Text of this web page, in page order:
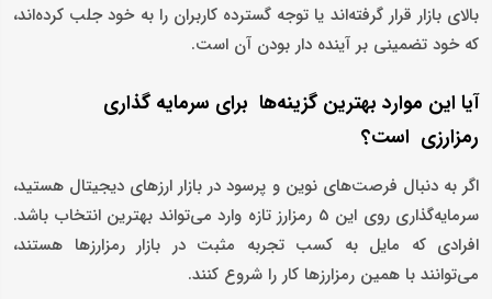
بالای بازار قرار گرفته‌‌اند یا توجه گسترده کاربران را به خود جلب کرده‌اند،
که خود تضمینی بر آینده‌ دار بودن آن‌ است.
آیا این موارد بهترین گزینه‌ها برای سرمایه گذاری
رمزارزی است؟
اگر به دنبال فرصت‌های نوین و پرسود در بازار ارزهای دیجیتال هستید،
سرمایه‌گذاری روی این 5 رمزارز تازه وارد می‌تواند بهترین انتخاب باشد.
افرادی که مایل به کسب تجربه مثبت در بازار رمزارزها هستند،
می‎‌توانند با همین رمزارزها کار را شروع کنند.